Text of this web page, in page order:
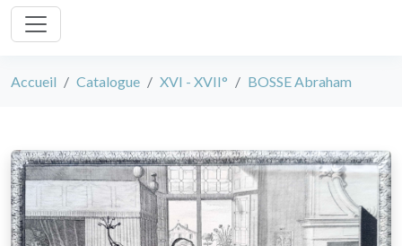
Accueil Catalogue XVI - XVII° BOSSE Abraham